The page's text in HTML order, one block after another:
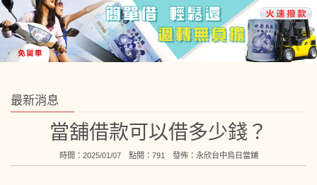
最新消息
當舖借款可以借多少錢？
時間：2025/01/07 點閱：791 發佈： 永欣台中烏日當鋪